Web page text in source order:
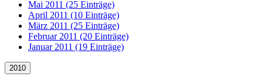
Mai 2011 (25 Einträge)
April 2011 (10 Einträge)
März 2011 (25 Einträge)
Februar 2011 (20 Einträge)
Januar 2011 (19 Einträge)
2010